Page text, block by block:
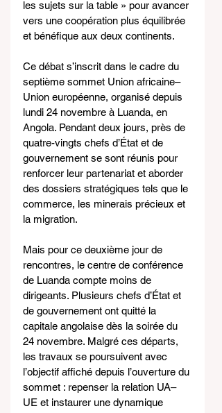
les sujets sur la table » pour avancer
vers une coopération plus équilibrée
et bénéfique aux deux continents.
Ce débat s’inscrit dans le cadre du
septième sommet Union africaine–
Union européenne, organisé depuis
lundi 24 novembre à Luanda, en
Angola. Pendant deux jours, près de
quatre-vingts chefs d’État et de
gouvernement se sont réunis pour
renforcer leur partenariat et aborder
des dossiers stratégiques tels que le
commerce, les minerais précieux et
la migration.
Mais pour ce deuxième jour de
rencontres, le centre de conférence
de Luanda compte moins de
dirigeants. Plusieurs chefs d’État et
de gouvernement ont quitté la
capitale angolaise dès la soirée du
24 novembre. Malgré ces départs,
les travaux se poursuivent avec
l’objectif affiché depuis l’ouverture du
sommet : repenser la relation UA–
UE et instaurer une dynamique